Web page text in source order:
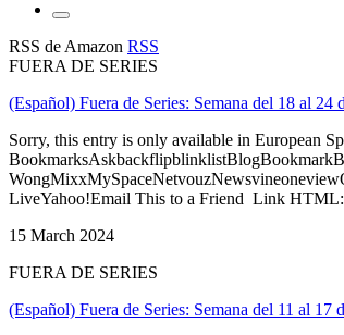
RSS de Amazon RSS
FUERA DE SERIES
(Español) Fuera de Series: Semana del 18 al
Sorry, this entry is only available in European
LiveYahoo!Email This to a Friend Link
15 March 2024
FUERA DE SERIES
(Español) Fuera de Series: Semana del 11 al